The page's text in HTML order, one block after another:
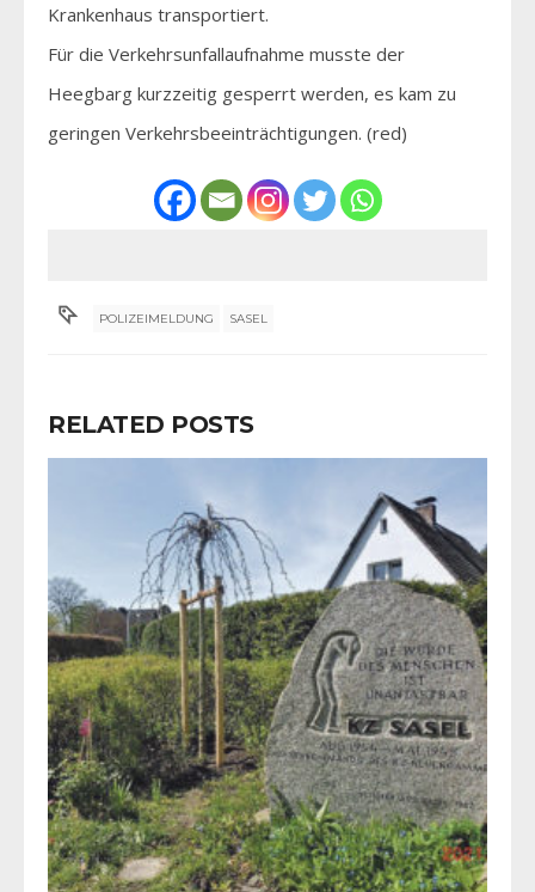
Krankenhaus transportiert.
Für die Verkehrsunfallaufnahme musste der
Heegbarg kurzzeitig gesperrt werden, es kam zu
geringen Verkehrsbeeinträchtigungen. (red)
POLIZEIMELDUNG SASEL
RELATED POSTS